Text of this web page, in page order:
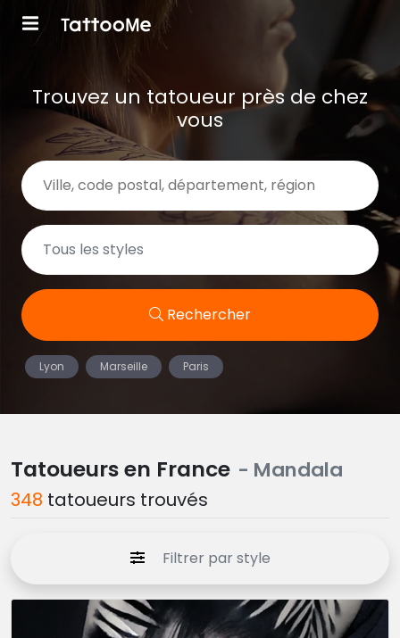
Trouvez un tatoueur près de chez
vous
Rechercher
Lyon Marseille Paris
Tatoueurs en France - Mandala
348 tatoueurs trouvés
Filtrer par style